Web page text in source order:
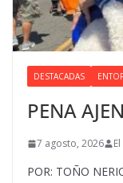
DESTACADAS
PENA
7 agosto, 2026
POR: TOÑO